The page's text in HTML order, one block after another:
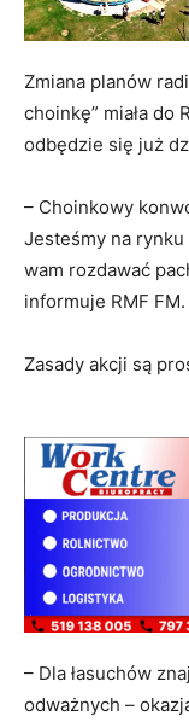
Zmiana planów
choinkę” miała do
odbędzie się już
– Choinkowy
Jesteśmy na rynku
wam rozdawać
informuje RMF FM.
Zasady akcji są
– Dla łasuchów
odważnych –